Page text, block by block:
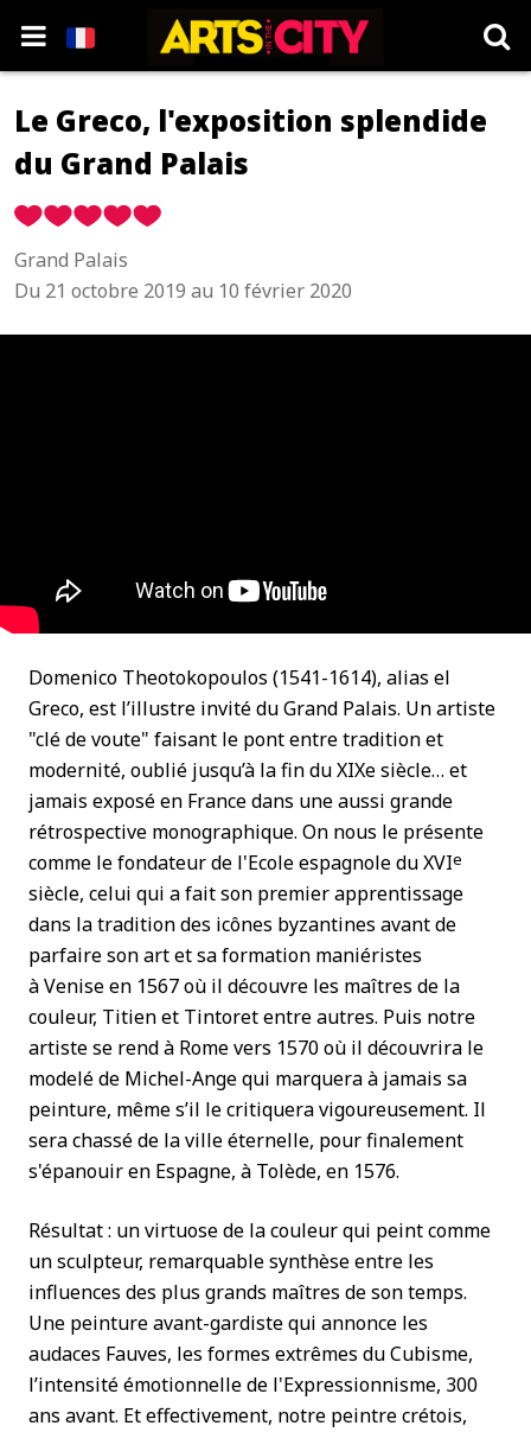
Le Greco, l'exposition splendide
du Grand Palais
Grand Palais
Du 21 octobre 2019 au 10 février 2020
Domenico Theotokopoulos (1541-1614), alias el
Greco, est l’illustre invité du Grand Palais. Un artiste
"clé de voute" faisant le pont entre tradition et
modernité, oublié jusqu’à la fin du XIXe siècle… et
jamais exposé en France dans une aussi grande
rétrospective monographique. On nous le présente
comme le fondateur de l'Ecole espagnole du XVIe
siècle, celui qui a fait son premier apprentissage
dans la tradition des icônes byzantines avant de
parfaire son art et sa formation maniéristes
à Venise en 1567 où il découvre les maîtres de la
couleur, Titien et Tintoret entre autres. Puis notre
artiste se rend à Rome vers 1570 où il découvrira le
modelé de Michel-Ange qui marquera à jamais sa
peinture, même s’il le critiquera vigoureusement. Il
sera chassé de la ville éternelle, pour finalement
s'épanouir en Espagne, à Tolède, en 1576.
Résultat : un virtuose de la couleur qui peint comme
un sculpteur, remarquable synthèse entre les
influences des plus grands maîtres de son temps.
Une peinture avant-gardiste qui annonce les
audaces Fauves, les formes extrêmes du Cubisme,
l’intensité émotionnelle de l'Expressionnisme, 300
ans avant. Et effectivement, notre peintre crétois,